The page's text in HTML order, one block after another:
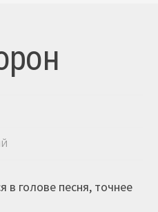
в голове песня, точнее